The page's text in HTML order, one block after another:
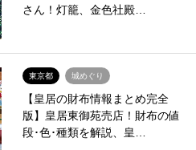
さん！灯籠、金色社殿…
東京都 城めぐり
【皇居の財布情報まとめ完全
版】皇居東御苑売店！財布の値
段･色･種類を解説、皇…